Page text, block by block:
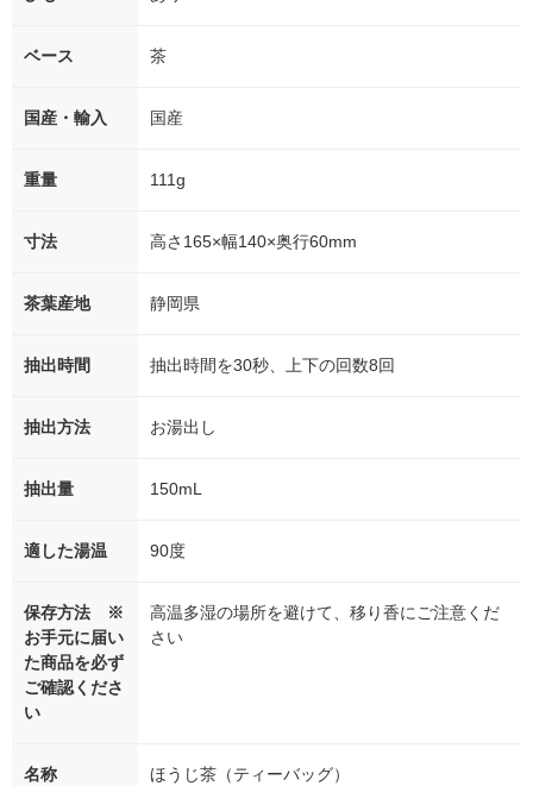
ベース 茶
国産・輸入 国産
重量 111g
寸法 高さ165×幅140×奥行60mm
茶葉産地 静岡県
抽出時間 抽出時間を30秒、上下の回数8回
抽出方法 お湯出し
抽出量 150mL
適した湯温 90度
保存方法 ※
お手元に届い
た商品を必ず
ご確認くださ
い
高温多湿の場所を避けて、移り香にご注意くだ
さい
名称 ほうじ茶（ティーバッグ）